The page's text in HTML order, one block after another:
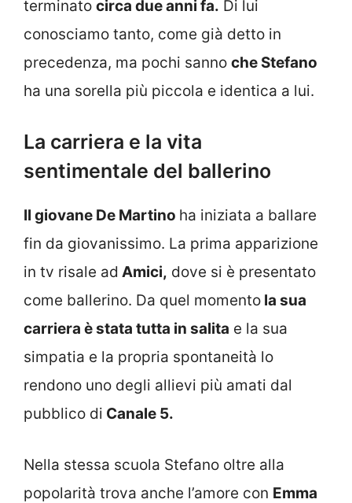
terminato circa due anni fa. Di lui
conosciamo tanto, come già detto in
precedenza, ma pochi sanno che Stefano
ha una sorella più piccola e identica a lui.
La carriera e la vita
sentimentale del ballerino
Il giovane De Martino ha iniziata a ballare
fin da giovanissimo. La prima apparizione
in tv risale ad Amici, dove si è presentato
come ballerino. Da quel momento la sua
carriera è stata tutta in salita e la sua
simpatia e la propria spontaneità lo
rendono uno degli allievi più amati dal
pubblico di Canale 5.
Nella stessa scuola Stefano oltre alla
popolarità trova anche l’amore con Emma